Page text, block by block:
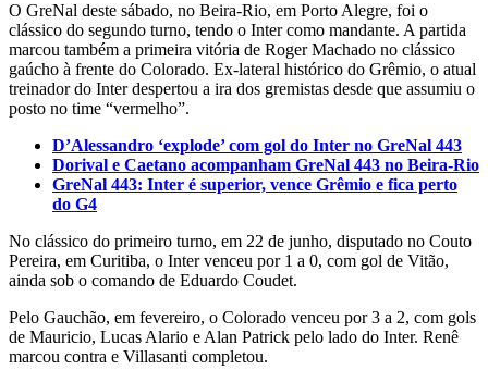
O GreNal deste sábado, no Beira-Rio, em Porto Alegre, foi o
clássico do segundo turno, tendo o Inter como mandante. A partida
marcou também a primeira vitória de Roger Machado no clássico
gaúcho à frente do Colorado. Ex-lateral histórico do Grêmio, o atual
treinador do Inter despertou a ira dos gremistas desde que assumiu o
posto no time “vermelho”.
D’Alessandro ‘explode’ com gol do Inter no GreNal 443
Dorival e Caetano acompanham GreNal 443 no Beira-Rio
GreNal 443: Inter é superior, vence Grêmio e fica perto
do G4
No clássico do primeiro turno, em 22 de junho, disputado no Couto
Pereira, em Curitiba, o Inter venceu por 1 a 0, com gol de Vitão,
ainda sob o comando de Eduardo Coudet.
Pelo Gauchão, em fevereiro, o Colorado venceu por 3 a 2, com gols
de Mauricio, Lucas Alario e Alan Patrick pelo lado do Inter. Renê
marcou contra e Villasanti completou.